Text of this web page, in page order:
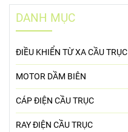
DANH MỤC
ĐIỀU KHIỂN TỪ XA CẦU TRỤC
MOTOR DẦM BIÊN
CÁP ĐIỆN CẦU TRỤC
RAY ĐIỆN CẦU TRỤC